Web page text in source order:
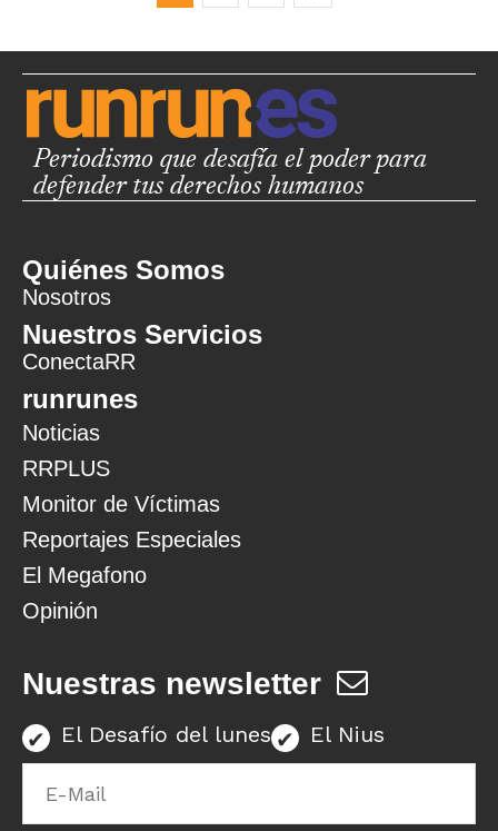
Periodismo que desafía el poder para
defender tus derechos humanos
Quiénes Somos
Nosotros
Nuestros Servicios
ConectaRR
runrunes
Noticias
RRPLUS
Monitor de Víctimas
Reportajes Especiales
El Megafono
Opinión
Nuestras newsletter
El Desafío del lunes El Nius